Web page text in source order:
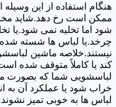
هنگام استفاده از این
ممکن است رخ دهد.شاید
شود اما تخلیه نمی شود.یا
چرخد.یا لباس ها شسته شده
نیستند.خلاصه ماشین
کند یا کاملاً متوقف شده
لباسشویی شما که بصورت
خراب شود یا عملکرد آن به
لباس ها به خوبی تمیز